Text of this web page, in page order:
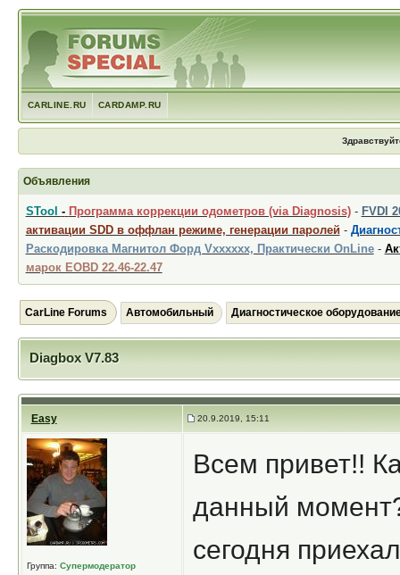
CARLINE.RU CARDAMP.RU
Объявления
STool - Программа коррекции одометров (via Diagnosis)- FVDI
активации SDD в оффлан режиме, генерации паролей -
Раскодировка Магнитол Форд Vxxxxxx, Практически OnLine-
марок EOBD 22.46-22.47
CarLine Forums Автомобильный Диагностическое
Diagbox V7.83
Easy 20.9.2019, 15:11
Группа: Супермодератор
Всем привет!!
данный
сегодня